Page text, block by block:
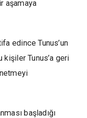
aşamaya
edince Tunus’un
kişiler Tunus’a geri
başladığı